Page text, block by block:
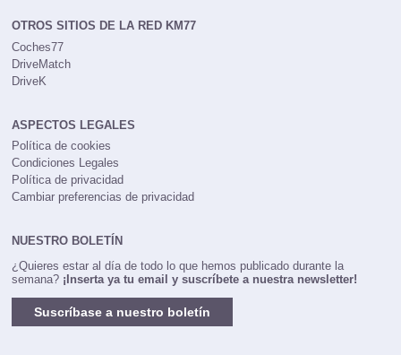
OTROS SITIOS DE LA RED KM77
Coches77
DriveMatch
DriveK
ASPECTOS LEGALES
Política de cookies
Condiciones Legales
Política de privacidad
Cambiar preferencias de privacidad
NUESTRO BOLETÍN
¿Quieres estar al día de todo lo que hemos publicado durante la
semana? ¡Inserta ya tu email y suscríbete a nuestra newsletter!
Suscríbase a nuestro boletín